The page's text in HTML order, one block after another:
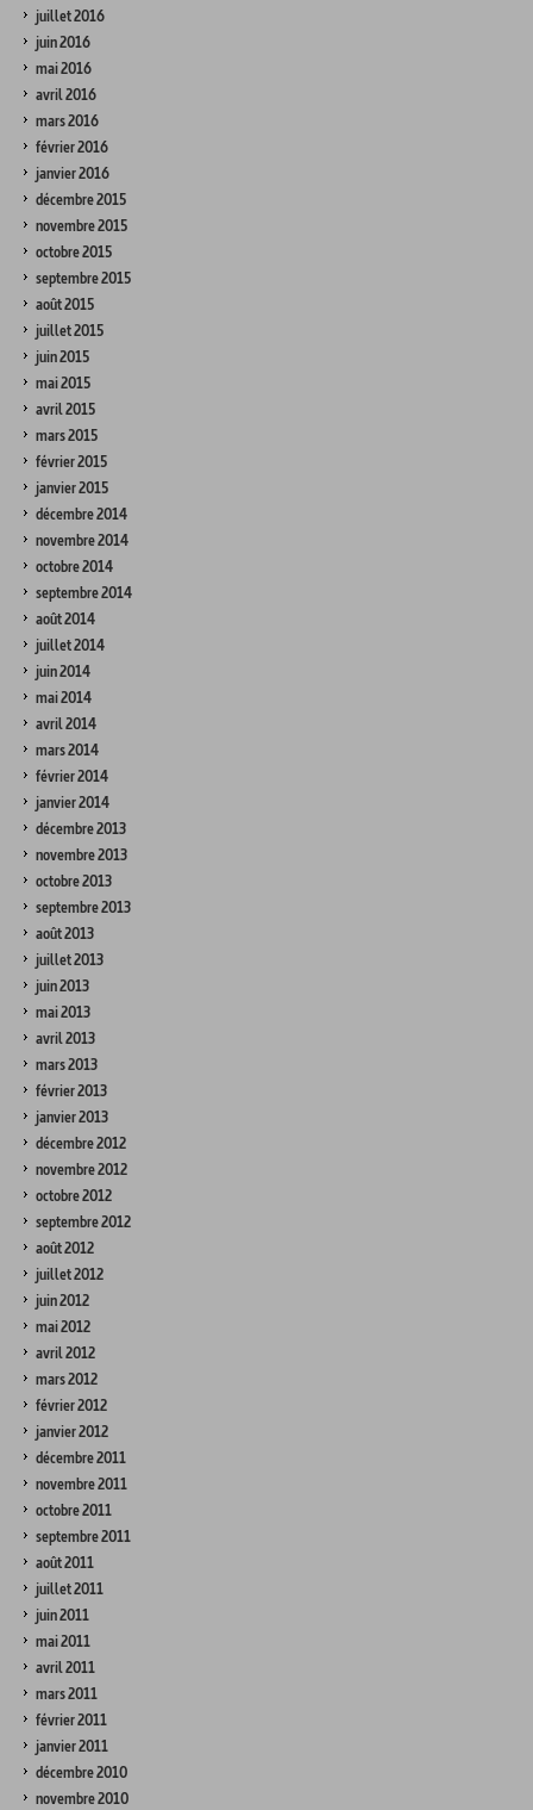
juillet 2016
juin 2016
mai 2016
avril 2016
mars 2016
février 2016
janvier 2016
décembre 2015
novembre 2015
octobre 2015
septembre 2015
août 2015
juillet 2015
juin 2015
mai 2015
avril 2015
mars 2015
février 2015
janvier 2015
décembre 2014
novembre 2014
octobre 2014
septembre 2014
août 2014
juillet 2014
juin 2014
mai 2014
avril 2014
mars 2014
février 2014
janvier 2014
décembre 2013
novembre 2013
octobre 2013
septembre 2013
août 2013
juillet 2013
juin 2013
mai 2013
avril 2013
mars 2013
février 2013
janvier 2013
décembre 2012
novembre 2012
octobre 2012
septembre 2012
août 2012
juillet 2012
juin 2012
mai 2012
avril 2012
mars 2012
février 2012
janvier 2012
décembre 2011
novembre 2011
octobre 2011
septembre 2011
août 2011
juillet 2011
juin 2011
mai 2011
avril 2011
mars 2011
février 2011
janvier 2011
décembre 2010
novembre 2010